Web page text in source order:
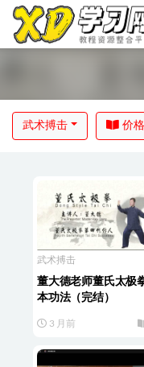
武术搏击 价格
武术搏击
董大德老师董氏太极
本功法（完结）
3 月前